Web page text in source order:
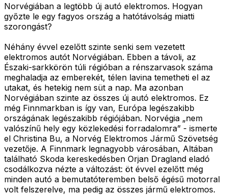
Norvégiában a legtöbb új autó elektromos. Hogyan
győzte le egy fagyos ország a hatótávolság miatti
szorongást?
Néhány évvel ezelőtt szinte senki sem vezetett
elektromos autót Norvégiában. Ebben a távoli, az
Északi-sarkkörön túli régióban a rénszarvasok száma
meghaladja az emberekét, télen lavina temetheti el az
utakat, és hetekig nem süt a nap. Ma azonban
Norvégiában szinte az összes új autó elektromos. Ez
még Finnmarkban is így van, Európa legészakibb
országának legészakibb régiójában. Norvégia „nem
valószínű hely egy közlekedési forradalomra” - ismerte
el Christina Bu, a Norvég Elektromos Jármű Szövetség
vezetője. A Finnmark legnagyobb városában, Altában
található Skoda kereskedésben Orjan Dragland eladó
csodálkozva nézte a változást: öt évvel ezelőtt még
minden autó a bemutatóteremben belső égésű motorral
volt felszerelve, ma pedig az összes jármű elektromos.